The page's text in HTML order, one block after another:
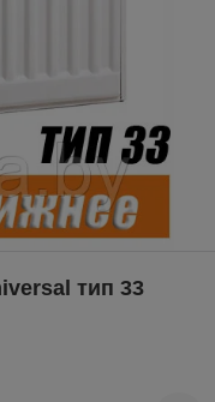
тип 33